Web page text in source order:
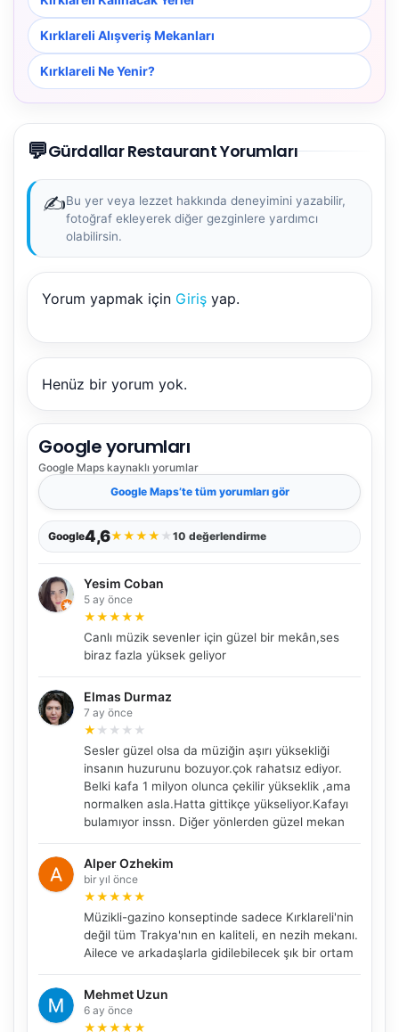
Kırklareli Alışveriş Mekanları
Kırklareli Ne Yenir?
💬Gürdallar Restaurant Yorumları
✍️Bu yer veya lezzet hakkında deneyimini yazabilir,
fotoğraf ekleyerek diğer gezginlere yardımcı
olabilirsin.
Yorum yapmak için Giriş yap.
Henüz bir yorum yok.
Google yorumları
Google Maps kaynaklı yorumlar
Google Maps’te tüm yorumları gör
Google4,6★★★★ ★ 10 değerlendirme
Yesim Coban
5 ay önce
★★★★★
Canlı müzik sevenler için güzel bir mekân,ses
biraz fazla yüksek geliyor
Elmas Durmaz
7 ay önce
★ ★ ★ ★ ★
Sesler güzel olsa da müziğin aşırı yüksekliği
insanın huzurunu bozuyor.çok rahatsız ediyor.
Belki kafa 1 milyon olunca çekilir yükseklik ,ama
normalken asla.Hatta gittikçe yükseliyor.Kafayı
bulamıyor inssn. Diğer yönlerden güzel mekan
Alper Ozhekim
bir yıl önce
★★★★★
Müzikli-gazino konseptinde sadece Kırklareli'nin
değil tüm Trakya'nın en kaliteli, en nezih mekanı.
Ailece ve arkadaşlarla gidilebilecek şık bir ortam
Mehmet Uzun
6 ay önce
★★★★★
NBY Akıllı Asistan
AI kullanmadan, sitedeki gerçek yerlerle akıllı rota
Şehir / ilçe